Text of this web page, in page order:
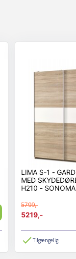
LIMA S-1 -
MED
H210 -
5799,-
5219,-
Tilgængelig